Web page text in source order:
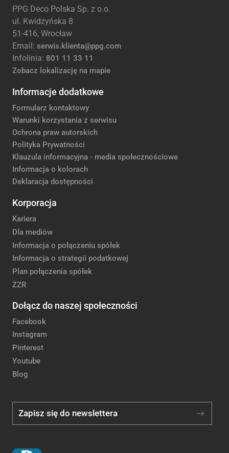
PPG Deco Polska Sp. z o.o.
ul. Kwidzyńska 8
51-416, Wrocław
Email: serwis.klienta@ppg.com
Infolinia: 801 11 33 11
Zobacz lokalizację na mapie
Informacje dodatkowe
Formularz kontaktowy
Warunki korzystania z serwisu
Ochrona praw autorskich
Polityka Prywatności
Klauzula informacyjna - media społecznościowe
Informacja o kolorach
Deklaracja dostępności
Korporacja
Kariera
Dla mediów
Informacja o połączeniu spółek
Informacja o strategii podatkowej
Plan połączenia spółek
ZZR
Dołącz do naszej społeczności
Facebook
Instagram
Pinterest
Youtube
Blog
Zapisz się do newslettera